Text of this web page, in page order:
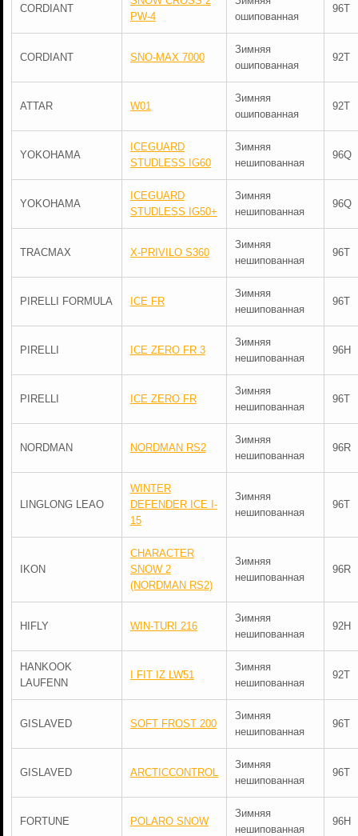
CORDIANT
PW-4
ошипованная
96T
CORDIANT SNO-MAX 7000
Зимняя
ошипованная
92T
ATTAR W01
Зимняя
ошипованная
92T
YOKOHAMA
ICEGUARD
STUDLESS IG60
Зимняя
нешипованная
96Q
YOKOHAMA
ICEGUARD
STUDLESS IG50+
Зимняя
нешипованная
96Q
TRACMAX X-PRIVILO S360
Зимняя
нешипованная
96T
PIRELLI FORMULA ICE FR
Зимняя
нешипованная
96T
PIRELLI ICE ZERO FR 3
Зимняя
нешипованная
96H
PIRELLI ICE ZERO FR
Зимняя
нешипованная
96T
NORDMAN NORDMAN RS2
Зимняя
нешипованная
96R
LINGLONG LEAO
WINTER
DEFENDER ICE I-
15
Зимняя
нешипованная
96T
IKON
CHARACTER
SNOW 2
(NORDMAN RS2)
Зимняя
нешипованная
96R
HIFLY WIN-TURI 216
Зимняя
нешипованная
92H
HANKOOK
LAUFENN
I FIT IZ LW51
Зимняя
нешипованная
92T
GISLAVED SOFT FROST 200
Зимняя
нешипованная
96T
GISLAVED ARCTICCONTROL
Зимняя
нешипованная
96T
FORTUNE POLARO SNOW
Зимняя
нешипованная
96H